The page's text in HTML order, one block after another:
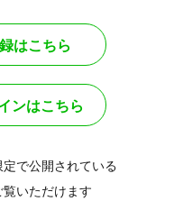
はこちら
ンはこちら
で公開されている
いただけます